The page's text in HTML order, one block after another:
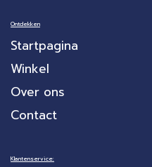
Ontdekken
Startpagina
Winkel
Over ons
Contact
Klantenservice: